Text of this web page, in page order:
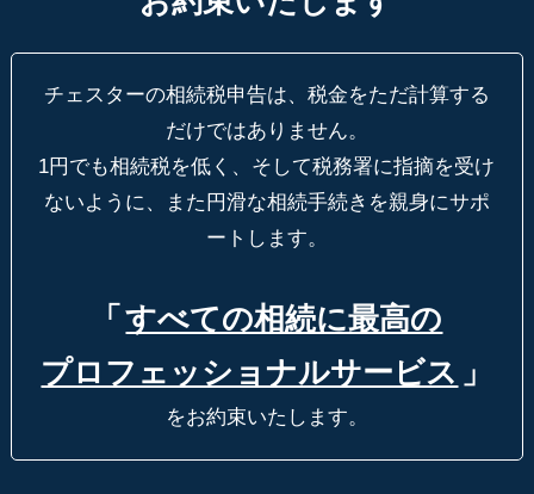
チェスターの相続税申告は、税金をただ計算する
だけではありません。
1円でも相続税を低く、そして税務署に指摘を受け
ないように、
また円滑な相続手続きを親身にサポ
ートします。
「 すべての相続に最高の
プロフェッショナルサービス 」
をお約束いたします。